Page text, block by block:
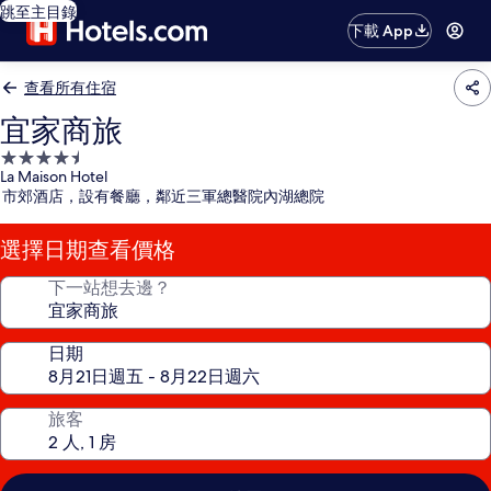
跳至主目錄
下載 App
查看所有住宿
宜家商旅
4.5
星
級
住
宿
La Maison Hotel
市郊酒店，設有餐廳，鄰近三軍總醫院內湖總院
選擇日期查看價格
下一站想去邊？
日期
旅客